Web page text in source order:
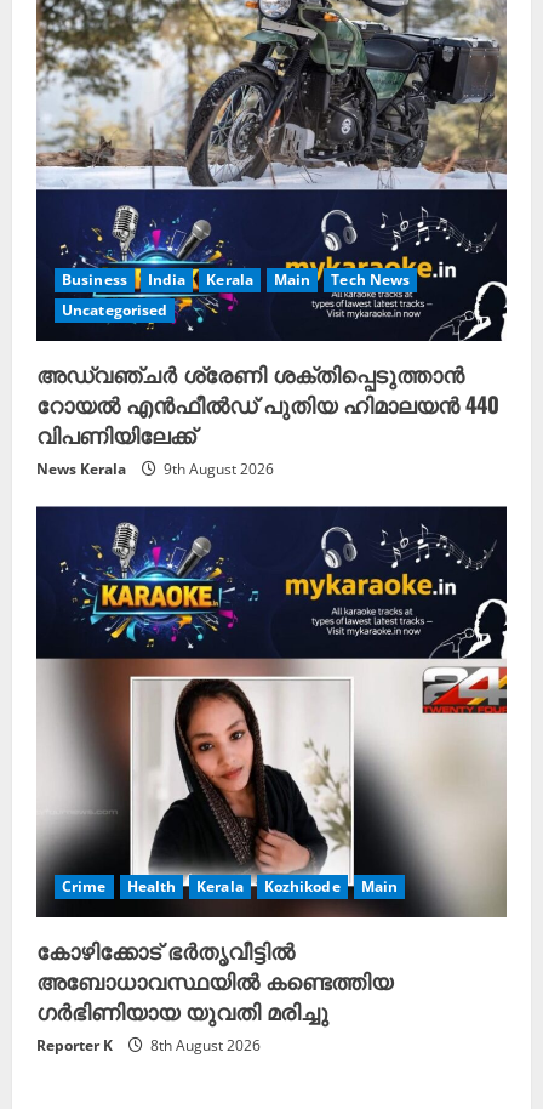
Business India Kerala Main
Tech News
Uncategorised
അഡ്വഞ്ചർ ശ്രേണി ശക്തിപ്പെടുത്താൻ
റോയൽ എൻഫീൽഡ് പുതിയ ഹിമാലയൻ 440
വിപണിയിലേക്ക്
News Kerala 9th August 2026
Crime Health Kerala Kozhikode Main
കോഴിക്കോട് ഭർതൃവീട്ടിൽ
അബോധാവസ്ഥയിൽ കണ്ടെത്തിയ
ഗർഭിണിയായ യുവതി മരിച്ചു
Reporter K 8th August 2026